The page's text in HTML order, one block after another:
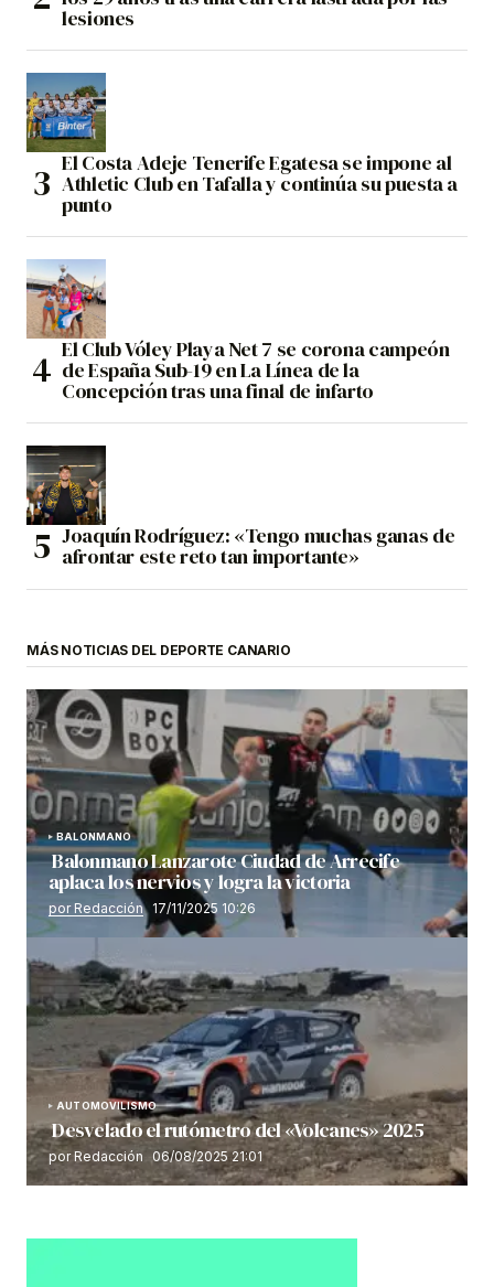
lesiones
El Costa Adeje Tenerife Egatesa se impone al
Athletic Club en Tafalla y continúa su puesta a
punto
El Club Vóley Playa Net 7 se corona campeón
de España Sub-19 en La Línea de la
Concepción tras una final de infarto
Joaquín Rodríguez: «Tengo muchas ganas de
afrontar este reto tan importante»
MÁS NOTICIAS DEL DEPORTE CANARIO
BALONMANO
Balonmano Lanzarote Ciudad de Arrecife
aplaca los nervios y logra la victoria
por Redacción 17/11/2025 10:26
AUTOMOVILISMO
Desvelado el rutómetro del «Volcanes» 2025
por Redacción 06/08/2025 21:01